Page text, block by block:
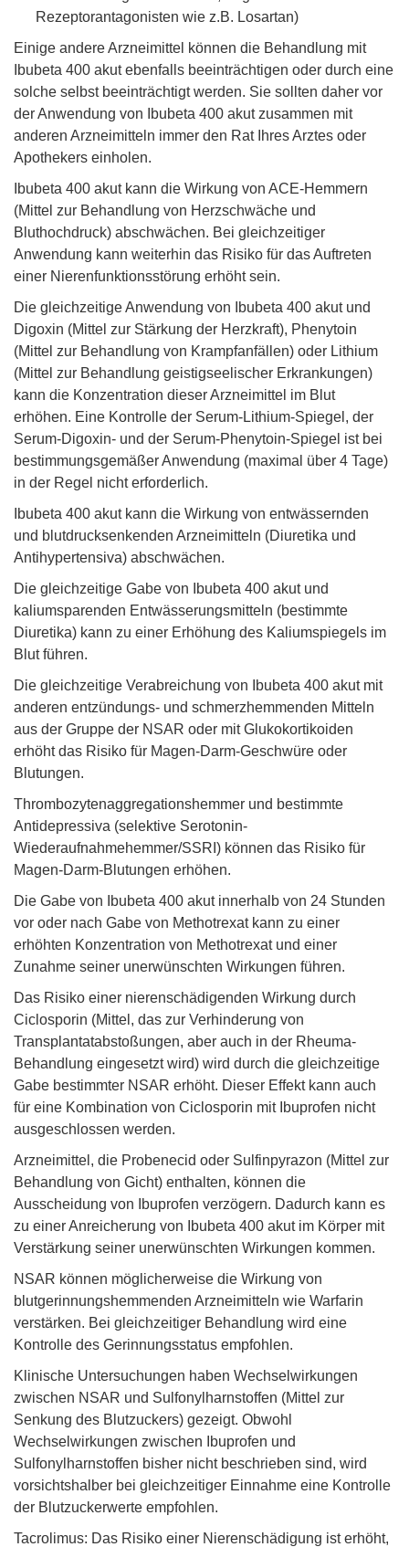
Rezeptorantagonisten wie z.B. Losartan)
Einige andere Arzneimittel können die Behandlung mit
Ibubeta 400 akut ebenfalls beeinträchtigen oder durch eine
solche selbst beeinträchtigt werden. Sie sollten daher vor
der Anwendung von Ibubeta 400 akut zusammen mit
anderen Arzneimitteln immer den Rat Ihres Arztes oder
Apothekers einholen.
Ibubeta 400 akut kann die Wirkung von ACE-Hemmern
(Mittel zur Behandlung von Herzschwäche und
Bluthochdruck) abschwächen. Bei gleichzeitiger
Anwendung kann weiterhin das Risiko für das Auftreten
einer Nierenfunktionsstörung erhöht sein.
Die gleichzeitige Anwendung von Ibubeta 400 akut und
Digoxin (Mittel zur Stärkung der Herzkraft), Phenytoin
(Mittel zur Behandlung von Krampfanfällen) oder Lithium
(Mittel zur Behandlung geistigseelischer Erkrankungen)
kann die Konzentration dieser Arzneimittel im Blut
erhöhen. Eine Kontrolle der Serum-Lithium-Spiegel, der
Serum-Digoxin- und der Serum-Phenytoin-Spiegel ist bei
bestimmungsgemäßer Anwendung (maximal über 4 Tage)
in der Regel nicht erforderlich.
Ibubeta 400 akut kann die Wirkung von entwässernden
und blutdrucksenkenden Arzneimitteln (Diuretika und
Antihypertensiva) abschwächen.
Die gleichzeitige Gabe von Ibubeta 400 akut und
kaliumsparenden Entwässerungsmitteln (bestimmte
Diuretika) kann zu einer Erhöhung des Kaliumspiegels im
Blut führen.
Die gleichzeitige Verabreichung von Ibubeta 400 akut mit
anderen entzündungs- und schmerzhemmenden Mitteln
aus der Gruppe der NSAR oder mit Glukokortikoiden
erhöht das Risiko für Magen-Darm-Geschwüre oder
Blutungen.
Thrombozytenaggregationshemmer und bestimmte
Antidepressiva (selektive Serotonin-
Wiederaufnahmehemmer/SSRI) können das Risiko für
Magen-Darm-Blutungen erhöhen.
Die Gabe von Ibubeta 400 akut innerhalb von 24 Stunden
vor oder nach Gabe von Methotrexat kann zu einer
erhöhten Konzentration von Methotrexat und einer
Zunahme seiner unerwünschten Wirkungen führen.
Das Risiko einer nierenschädigenden Wirkung durch
Ciclosporin (Mittel, das zur Verhinderung von
Transplantatabstoßungen, aber auch in der Rheuma-
Behandlung eingesetzt wird) wird durch die gleichzeitige
Gabe bestimmter NSAR erhöht. Dieser Effekt kann auch
für eine Kombination von Ciclosporin mit Ibuprofen nicht
ausgeschlossen werden.
Arzneimittel, die Probenecid oder Sulfinpyrazon (Mittel zur
Behandlung von Gicht) enthalten, können die
Ausscheidung von Ibuprofen verzögern. Dadurch kann es
zu einer Anreicherung von Ibubeta 400 akut im Körper mit
Verstärkung seiner unerwünschten Wirkungen kommen.
NSAR können möglicherweise die Wirkung von
blutgerinnungshemmenden Arzneimitteln wie Warfarin
verstärken. Bei gleichzeitiger Behandlung wird eine
Kontrolle des Gerinnungsstatus empfohlen.
Klinische Untersuchungen haben Wechselwirkungen
zwischen NSAR und Sulfonylharnstoffen (Mittel zur
Senkung des Blutzuckers) gezeigt. Obwohl
Wechselwirkungen zwischen Ibuprofen und
Sulfonylharnstoffen bisher nicht beschrieben sind, wird
vorsichtshalber bei gleichzeitiger Einnahme eine Kontrolle
der Blutzuckerwerte empfohlen.
Tacrolimus: Das Risiko einer Nierenschädigung ist erhöht,